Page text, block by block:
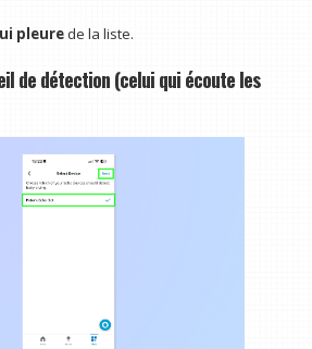
pleurede la liste.
de détection (celui qui écoute les